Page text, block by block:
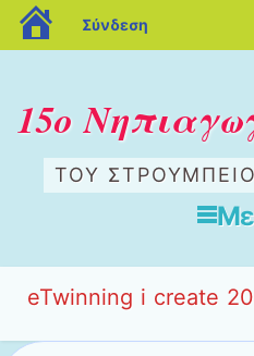
15ο
ΤΟΥ
eTwinning i create
blogs.sch.gr
Σύνδεση